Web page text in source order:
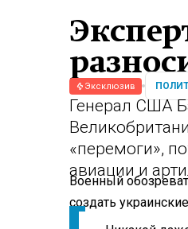
Эксклюзив
Генерал США
«перемоги»,
авиации и
Военный
создать